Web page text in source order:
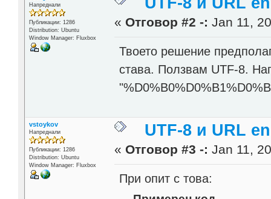
Напреднали
Публикации: 1286
Distribution: Ubuntu
Window Manager: Fluxbox
« Отговор #2 -: Jan 11,
Твоето решение
става. Ползвам UTF-8.
vstoykov
Напреднали
Публикации: 1286
Distribution: Ubuntu
Window Manager: Fluxbox
UTF-8 и URL
« Отговор #3 -: Jan 11,
При опит с това: